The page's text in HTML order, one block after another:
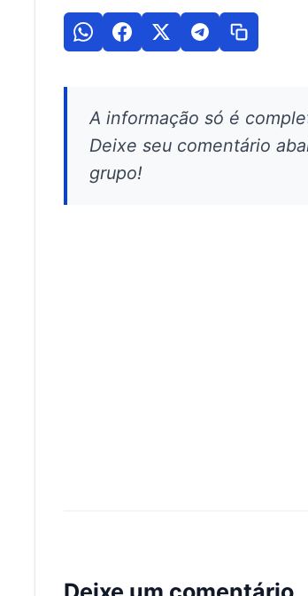
A informação só é
Deixe seu comentário
grupo!